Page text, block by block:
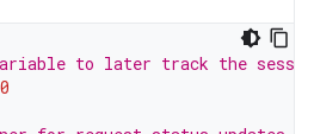
to later track the
0